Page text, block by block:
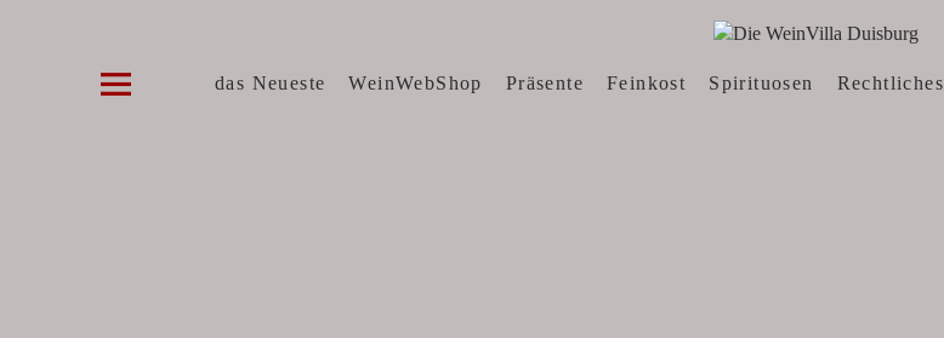
das Neueste WeinWebShop Präsente Feinkost Spirituosen Rechtliches